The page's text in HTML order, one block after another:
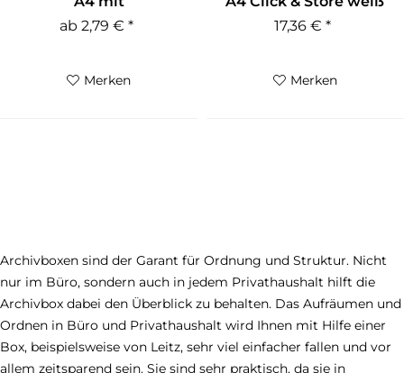
Verschlusslasche,...
ab 2,79 € *
Merken
17,36 € *
Merken
Archivboxen sind der Garant für Ordnung und Struktur. Nicht
nur im Büro, sondern auch in jedem Privathaushalt hilft die
Archivbox dabei den Überblick zu behalten. Das Aufräumen und
Ordnen in Büro und Privathaushalt wird Ihnen mit Hilfe einer
Box, beispielsweise von Leitz, sehr viel einfacher fallen und vor
allem zeitsparend sein. Sie sind sehr praktisch, da sie in